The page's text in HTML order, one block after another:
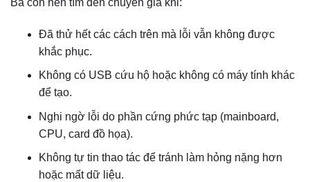
Đã thử hết các cách trên mà lỗi vẫn không được
khắc phục.
Không có USB cứu hộ hoặc không có máy tính khác
để tạo.
Nghi ngờ lỗi do phần cứng phức tạp (mainboard,
CPU, card đồ họa).
Không tự tin thao tác để tránh làm hỏng nặng hơn
hoặc mất dữ liệu.